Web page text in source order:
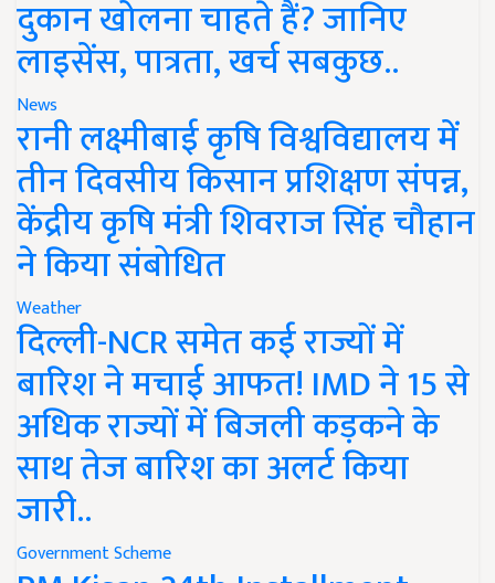
दुकान खोलना चाहते हैं? जानिए
लाइसेंस, पात्रता, खर्च सबकुछ..
News
रानी लक्ष्मीबाई कृषि विश्वविद्यालय में
तीन दिवसीय किसान प्रशिक्षण संपन्न,
केंद्रीय कृषि मंत्री शिवराज सिंह चौहान
ने किया संबोधित
Weather
दिल्ली-NCR समेत कई राज्यों में
बारिश ने मचाई आफत! IMD ने 15 से
अधिक राज्यों में बिजली कड़कने के
साथ तेज बारिश का अलर्ट किया
जारी..
Government Scheme